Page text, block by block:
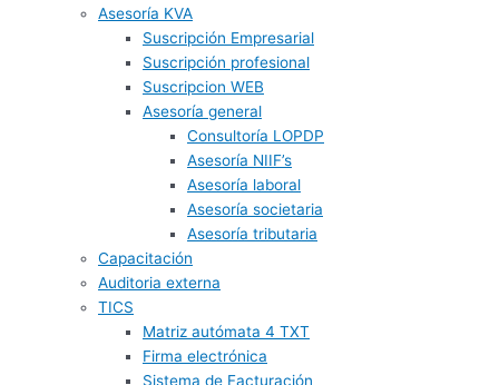
Asesoría KVA
Suscripción Empresarial
Suscripción profesional
Suscripcion WEB
Asesoría general
Consultoría LOPDP
Asesoría NIIF’s
Asesoría laboral
Asesoría societaria
Asesoría tributaria
Capacitación
Auditoria externa
TICS
Matriz autómata 4 TXT
Firma electrónica
Sistema de Facturación